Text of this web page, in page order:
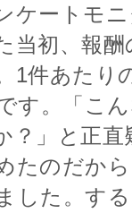
ケートモ
当初、報
1件あたり
す。「こ
？」と正
たのだか
した。す